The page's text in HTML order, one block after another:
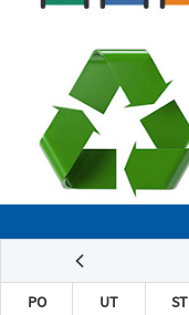
PO UT ST